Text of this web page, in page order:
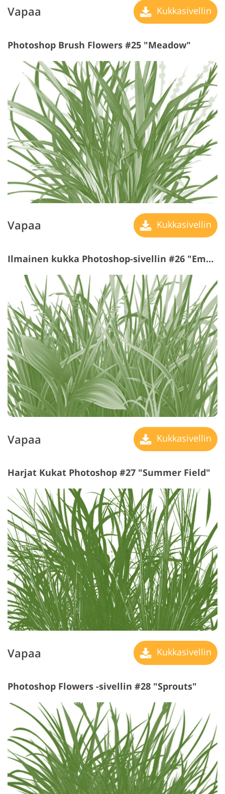
Vapaa Kukkasivellin
Photoshop Brush Flowers #25 "Meadow"
Vapaa Kukkasivellin
Ilmainen kukka Photoshop-sivellin #26 "Emerald"
Vapaa Kukkasivellin
Harjat Kukat Photoshop #27 "Summer Field"
Vapaa Kukkasivellin
Photoshop Flowers -sivellin #28 "Sprouts"